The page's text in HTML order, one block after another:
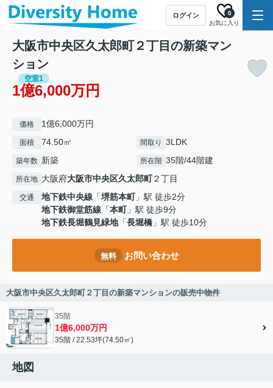
ログイン
お気に入り
0
大阪市中央区久太郎町２丁目の新築マン
ション
空室1
1億6,000万円
価格 1億6,000万円
面積 74.50㎡ 間取り 3LDK
築年数 新築 所在階 35階/44階建
所在地 大阪府大阪市中央区久太郎町２丁目
交通 地下鉄中央線 「堺筋本町」駅 徒歩2分
地下鉄御堂筋線 「本町」駅 徒歩9分
地下鉄長堀鶴見緑地「長堀橋 」駅 徒歩10分
無料 お問い合わせ
大阪市中央区久太郎町２丁目の新築マンションの販売中物件
35階
1億6,000万円
35階 / 22.53坪(74.50㎡)
地図